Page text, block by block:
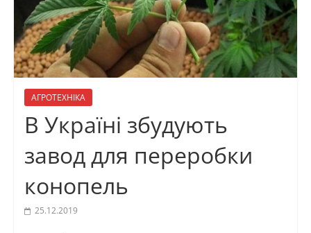
АГРОТЕХНІКА
В Україні збудують
завод для переробки
конопель
25.12.2019